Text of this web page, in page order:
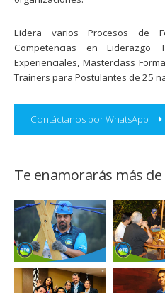
Lidera varios Procesos de
Competencias en Liderazgo
Experienciales, Masterclass
Trainers para Postulantes de 25
Contáctanos por WhatsApp
Te enamorarás más